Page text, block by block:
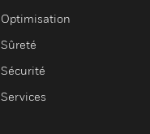
Optimisation
Sûreté
Sécurité
Services